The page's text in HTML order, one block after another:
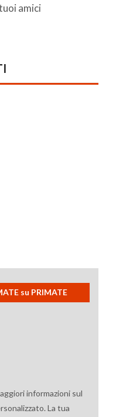
amici
su PRIMATE
informazioni sul
La tua